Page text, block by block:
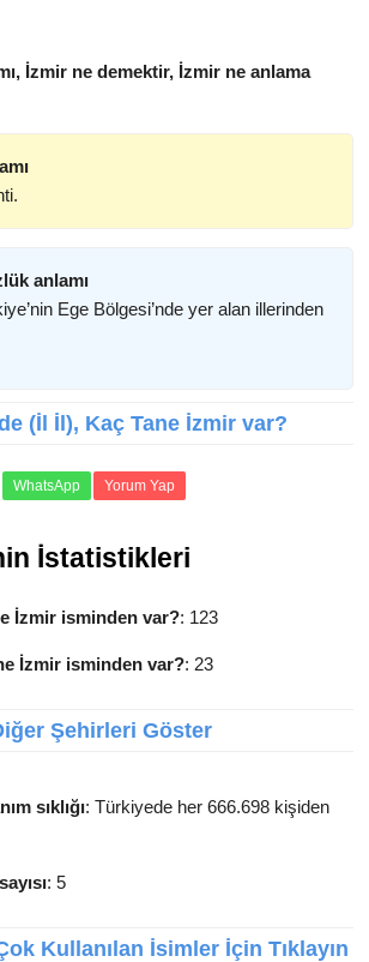
İzmir ne demektir, İzmir ne anlama
anlamı
Ege Bölgesi’nde yer alan illerinden
(İl İl), Kaç Tane İzmir var?
WhatsApp Yorum Yap
İstatistikleri
İzmir isminden var?: 123
İzmir isminden var?: 23
Şehirleri Göster
sıklığı: Türkiyede her 666.698 kişiden
: 5
Kullanılan İsimler İçin Tıklayın